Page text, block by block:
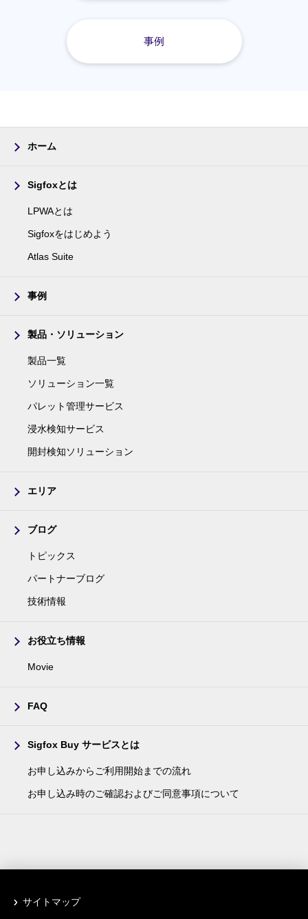
事例
ホーム
Sigfoxとは
LPWAとは
Sigfoxをはじめよう
Atlas Suite
事例
製品・ソリューション
製品一覧
ソリューション一覧
パレット管理サービス
浸水検知サービス
開封検知ソリューション
エリア
ブログ
トピックス
パートナーブログ
技術情報
お役立ち情報
Movie
FAQ
Sigfox Buy サービスとは
お申し込みからご利用開始までの流れ
お申し込み時のご確認およびご同意事項について
サイトマップ